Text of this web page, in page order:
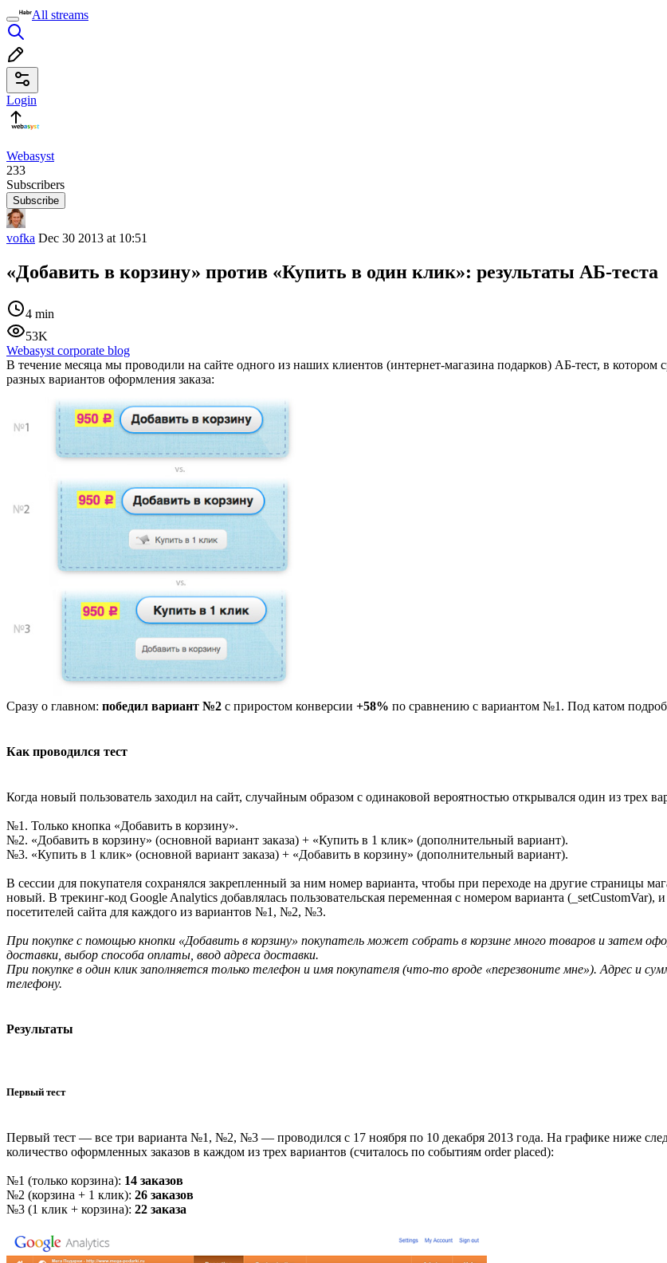
All streams
Login
Webasyst
233
Subscribers
Subscribe
vofka Dec 30 2013 at 10:51
«Добавить в корзину» против «Купить в один клик»: результаты АБ-теста
4 min
53K
Webasyst corporate blog
В течение месяца мы проводили на сайте одного из наших клиентов (интернет-магазина подарков) АБ-тест, в котором
разных вариантов оформления заказа:
Сразу о главном: победил вариант №2 с приростом конверсии +58% по сравнению с вариантом №1. Под катом
Как проводился тест
Когда новый пользователь заходил на сайт, случайным образом с одинаковой вероятностью открывался один из трех
№1. Только кнопка «Добавить в корзину».
№2. «Добавить в корзину» (основной вариант заказа) + «Купить в 1 клик» (дополнительный вариант).
№3. «Купить в 1 клик» (основной вариант заказа) + «Добавить в корзину» (дополнительный вариант).
В сессии для покупателя сохранялся закрепленный за ним номер варианта, чтобы при переходе на другие страницы
новый. В трекинг-код Google Analytics добавлялась пользовательская переменная с номером варианта
посетителей сайта для каждого из вариантов №1, №2, №3.
При покупке с помощью кнопки «Добавить в корзину» покупатель может собрать в корзине много товаров и затем
доставки, выбор способа оплаты, ввод адреса доставки.
При покупке в один клик заполняется только телефон и имя покупателя (что-то вроде «перезвоните мне»). Адрес и
телефону.
Результаты
Первый тест
Первый тест — все три варианта №1, №2, №3 — проводился с 17 ноября по 10 декабря 2013 года. На графике ниже
количество оформленных заказов в каждом из трех вариантов (считалось по событиям order placed):
№1 (только корзина): 14 заказов
№2 (корзина + 1 клик): 26 заказов
№3 (1 клик + корзина): 22 заказа